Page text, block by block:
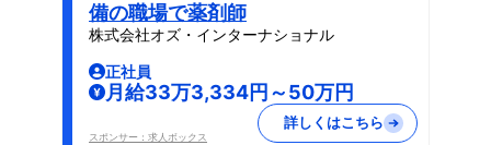
備の職場で薬剤師
株式会社オズ・インターナショナル
正社員
月給33万3,334円～50万円
スポンサー：求人ボックス
詳しくはこちら